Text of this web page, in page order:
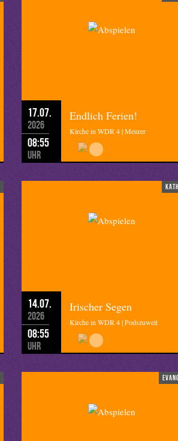
17.07.
2026
08:55
Uhr
Endlich Ferien!
Kirche in WDR 4 | Meurer
14.07.
2026
08:55
Uhr
Irischer Segen
Kirche in WDR 4 | Podszuweit